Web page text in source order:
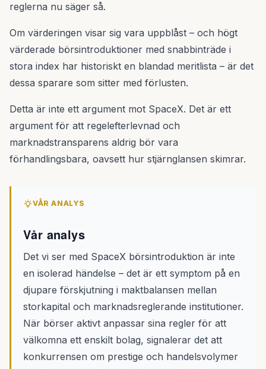
reglerna nu säger så.
Om värderingen visar sig vara uppblåst – och högt
värderade börsintroduktioner med snabbinträde i
stora index har historiskt en blandad meritlista – är det
dessa sparare som sitter med förlusten.
Detta är inte ett argument mot SpaceX. Det är ett
argument för att regelefterlevnad och
marknadstransparens aldrig bör vara
förhandlingsbara, oavsett hur stjärnglansen skimrar.
VÅR ANALYS
Vår analys
Det vi ser med SpaceX börsintroduktion är inte
en isolerad händelse – det är ett symptom på en
djupare förskjutning i maktbalansen mellan
storkapital och marknadsreglerande institutioner.
När börser aktivt anpassar sina regler för att
välkomna ett enskilt bolag, signalerar det att
konkurrensen om prestige och handelsvolymer